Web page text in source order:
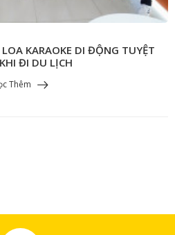
KARAOKE DI ĐỘNG TUYỆT
ĐI DU LỊCH
Thêm